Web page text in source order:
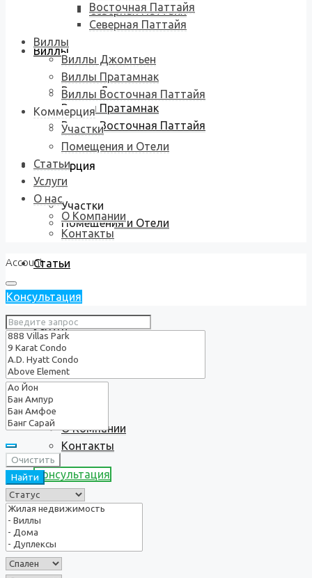
Северная Паттайя
Виллы
Виллы Джомтьен
Виллы Пратамнак
Виллы Восточная Паттайя
Коммерция
Участки
Помещения и Отели
Статьи
Услуги
О нас
О Компании
Контакты
Консультация
Восточная Паттайя
Северная Паттайя
Виллы
Виллы Джомтьен
Виллы Пратамнак
Виллы Восточная Паттайя
Коммерция
Участки
Помещения и Отели
Статьи
Услуги
О нас
О Компании
Контакты
Account
Консультация
Очистить
Найти